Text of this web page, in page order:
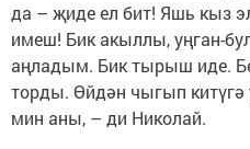
да – җиде ел бит! Яшь кыз
имеш! Бик акыллы, уңган-
аңладым. Бик тырыш иде.
торды. Өйдән чыгып
мин аны, – ди Николай.